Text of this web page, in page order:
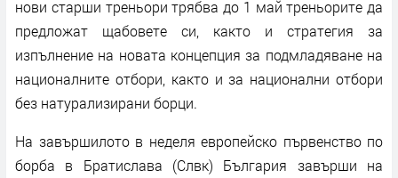
нови старши треньори трябва до 1 май треньорите да
предложат щабовете си, както и стратегия за
изпълнение на новата концепция за подмладяване на
националните отбори, както и за национални отбори
без натурализирани борци.
На завършилото в неделя европейско първенство по
борба в Братислава (Слвк) България завърши на